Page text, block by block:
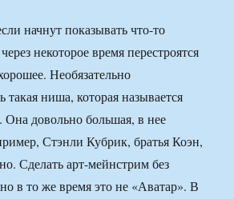
начнут показывать что-то
некоторое время перестроятся
Необязательно
такая ниша, которая называется
довольно большая, в нее
Стэнли Кубрик, братья Коэн,
Сделать арт-мейнстрим без
в то же время это не «Аватар». В